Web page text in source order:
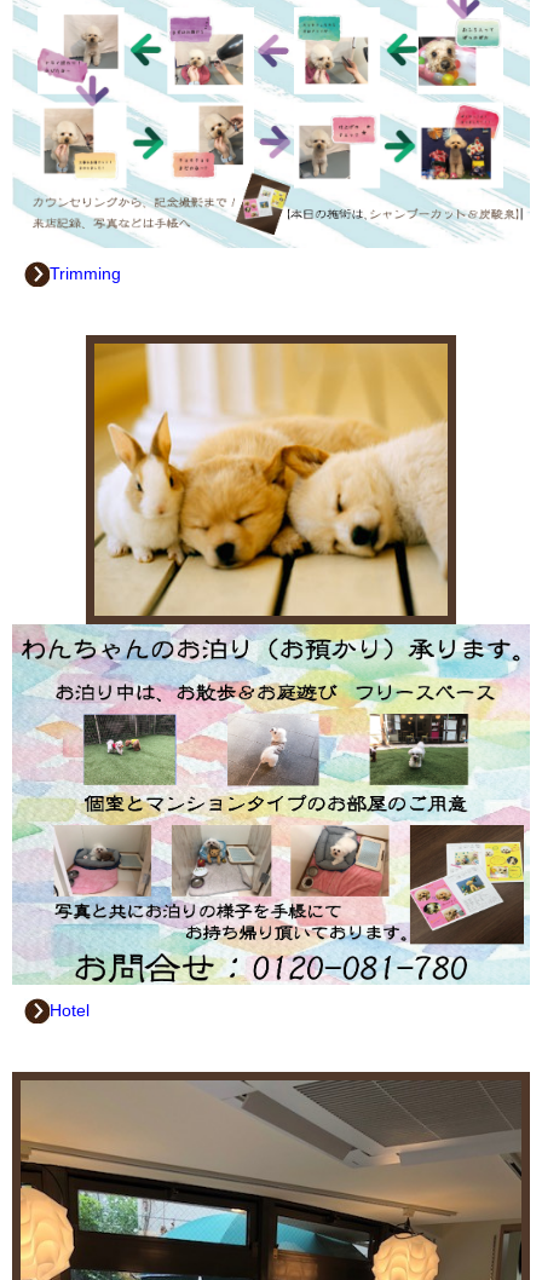
2021.5.15
今後とも【緊急事態宣言】に沿った営業時間とさせて頂きます。
2021.5.07
都の要請に伴い、5月12日から5月31日まで短縮営業を延期いたしま
す。
【緊急事態宣言に伴い営業時間を短縮致します。】
2021.4.21
【緊急事態宣言に伴い営業時間を短縮致します。】
都の要請に伴い、４月２１日まで短縮営業を延期致します。
都の要請に伴い、３月21日まで短縮営業を延期いたします。
【緊急事態宣言に伴い営業時間を短縮致します。】
2021.2.01
都の要請に伴い、３月７日まで短縮営業を延期いたします。
【緊急事態宣言に伴い営業時間を短縮致します。】
2021.01.08
本日より、２月７日まで【緊急事態宣言に伴い営業時間を短縮致し
ます。】
開店時間の10:00は変わらず、閉店時間（緊急事態宣言前9:00～
21:00）を昨年から継続している10:00～20:00を再度変更して18:00
【感染予防対策】を踏まえた営業となりますがよろしくお願い致し
2020.08.23
Trimming
Hotel